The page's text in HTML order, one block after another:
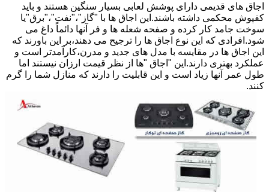
اجاق های قدیمی دارای پوشش لعابی بسیار سنگین هستند و باید
کفپوش محکمی داشته باشند.این اجاق ها با "گاز"،"نفت"،"برق"یا
سوخت جامد کار کرده و صفحه شعله ها و فر آنها دائماً داغ می
شود.افرادی که این نوع اجاق ها را ترجیح می دهند،بر این باورند که
این اجاق ها در مقایسه با مدل های جدید و مدرن،کارآمدتر است و
عملکرد بهتری دارند.این "اجاق "ها از نظر قیمت ارزان نیستند اما
طول عمر آنها زیاد است و این قابلیت را دارند که منازل شما را گرم
کنند.